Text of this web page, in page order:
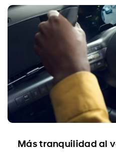
Más tranquilidad al